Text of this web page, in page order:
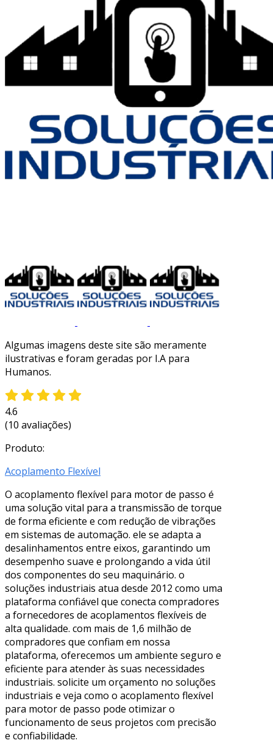
Algumas imagens deste site são meramente
ilustrativas e foram geradas por I.A para
Humanos.
4.6
(10 avaliações)
Produto:
Acoplamento Flexível
O acoplamento flexível para motor de passo é
uma solução vital para a transmissão de torque
de forma eficiente e com redução de vibrações
em sistemas de automação. ele se adapta a
desalinhamentos entre eixos, garantindo um
desempenho suave e prolongando a vida útil
dos componentes do seu maquinário. o
soluções industriais atua desde 2012 como uma
plataforma confiável que conecta compradores
a fornecedores de acoplamentos flexíveis de
alta qualidade. com mais de 1,6 milhão de
compradores que confiam em nossa
plataforma, oferecemos um ambiente seguro e
eficiente para atender às suas necessidades
industriais. solicite um orçamento no soluções
industriais e veja como o acoplamento flexível
para motor de passo pode otimizar o
funcionamento de seus projetos com precisão
e confiabilidade.